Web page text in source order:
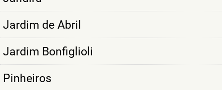
Jardim de Abril
Jardim Bonfiglioli
Pinheiros